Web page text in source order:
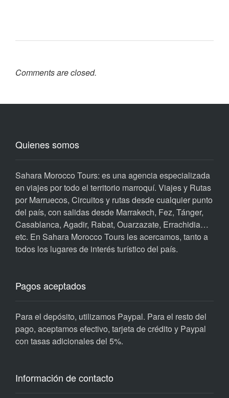
Comments are closed.
Quienes somos
Sahara Morocco Tours: es una agencia especializada
en viajes por todo el territorio marroquí. Viajes y Rutas
por Marruecos, Circuitos y rutas desde cualquier punto
del país, con salidas desde Marrakech, Fez, Tánger,
Casablanca, Agadir, Rabat, Ouarzazate, Errachidia…
etc. En Sahara Morocco Tours les acercamos, tanto a
todos los lugares de interés turístico del país.
Pagos aceptados
Para el depósito, utilizamos Paypal. Para el resto del
pago, aceptamos efectivo, tarjeta de crédito y Paypal
con tasas adicionales del 5%.
Información de contacto